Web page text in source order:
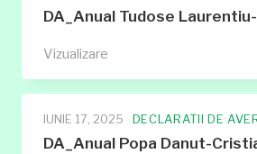
DA_Anual Tudose
Vizualizare
Laurentiu-
Constatnin
DECLARATII DE
DA_Anual Popa Danut-
IUNIE 17, 2025